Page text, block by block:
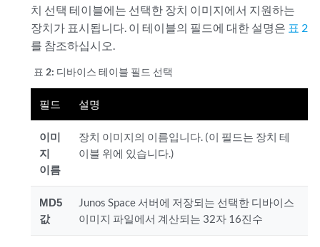
치 선택 테이블에는 선택한 장치 이미지에서 지원하는
장치가 표시됩니다. 이 테이블의 필드에 대한 설명은 표 2
를 참조하십시오.
표 2: 디바이스 테이블 필드 선택
필드 설명
이미
지
이름
장치 이미지의 이름입니다. (이 필드는 장치 테
이블 위에 있습니다.)
MD5
값
Junos Space 서버에 저장되는 선택한 디바이스
이미지 파일에서 계산되는 32자 16진수